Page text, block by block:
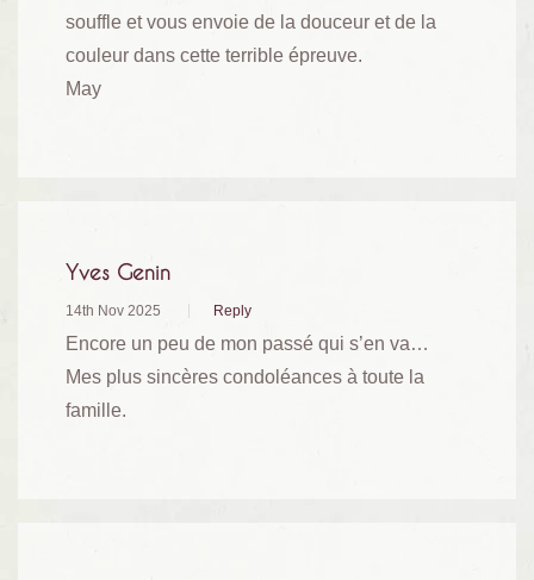
souffle et vous envoie de la douceur et de la
couleur dans cette terrible épreuve.
May
Yves Genin
14th Nov 2025 Reply
Encore un peu de mon passé qui s’en va…
Mes plus sincères condoléances à toute la
famille.